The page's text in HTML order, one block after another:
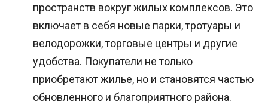
пространств вокруг жилых комплексов. Это
включает в себя новые парки, тротуары и
велодорожки, торговые центры и другие
удобства. Покупатели не только
приобретают жилье, но и становятся частью
обновленного и благоприятного района.